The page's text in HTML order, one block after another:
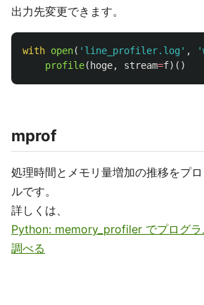
出力先変更できます。
with open( ' line_profiler.log ' , '
profile( hoge, stream=f)()
mprof
処理時間とメモリ量増加の推移をプ
ルです。
詳しくは、
Python: memory_profiler でプログラ
調べる